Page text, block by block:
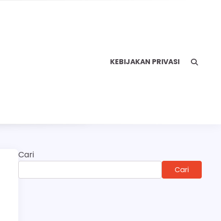
KEBIJAKAN PRIVASI
Cari
Cari